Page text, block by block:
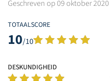
Geschreven op 09 oktober 2020
TOTAALSCORE
10/10
DESKUNDIGHEID